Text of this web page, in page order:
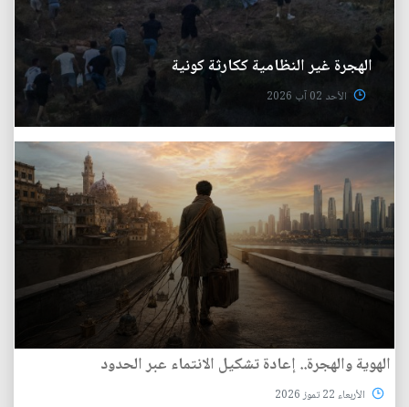
الهجرة غير النظامية ككارثة كونية
الأحد 02 آب 2026
الهوية والهجرة.. إعادة تشكيل الانتماء عبر الحدود
الأربعاء 22 تموز 2026